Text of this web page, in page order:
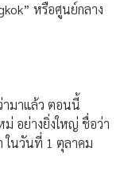
หรือศูนย์กลาง
ามาแล้ว ตอนนี้
ม่ อย่างยิ่งใหญ่ ชื่อว่า
ในวันที่ 1 ตุลาคม